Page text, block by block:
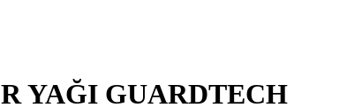
YAĞI GUARDTECH